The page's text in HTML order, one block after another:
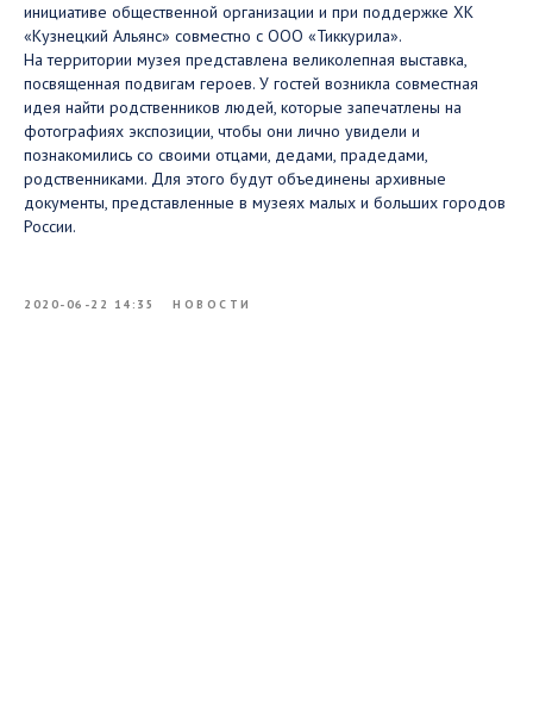
инициативе общественной организации и при поддержке ХК
«Кузнецкий Альянс» совместно с ООО «Тиккурила».
На территории музея представлена великолепная выставка,
посвященная подвигам героев. У гостей возникла совместная
идея найти родственников людей, которые запечатлены на
фотографиях экспозиции, чтобы они лично увидели и
познакомились со своими отцами, дедами, прадедами,
родственниками. Для этого будут объединены архивные
документы, представленные в музеях малых и больших городов
России.
2020-06-22 14:35 НОВОСТИ